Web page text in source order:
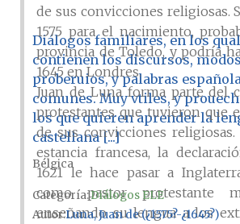
de sus convicciones religiosas.
1575 para el nacimiento,
provincia de Toledo, y podría
1645 en Londres.
Juan de Luna forma parte del
protestantes que tuvieron que
de sus convicciones religiosas.
estancia francesa, la
1621 le hace pasar a
como pastor protestante
enseñando su lengua a los
Diálogos familiares, en los
contienen los discursos,
proberuios, y palabras
comunes. Muy vtiles, y
los que quieren aprender la
castellana [...]
Bélgica
Categoría:Diálogos ELE
AutorLuna, Juan de (¿1575?-¿1645?)